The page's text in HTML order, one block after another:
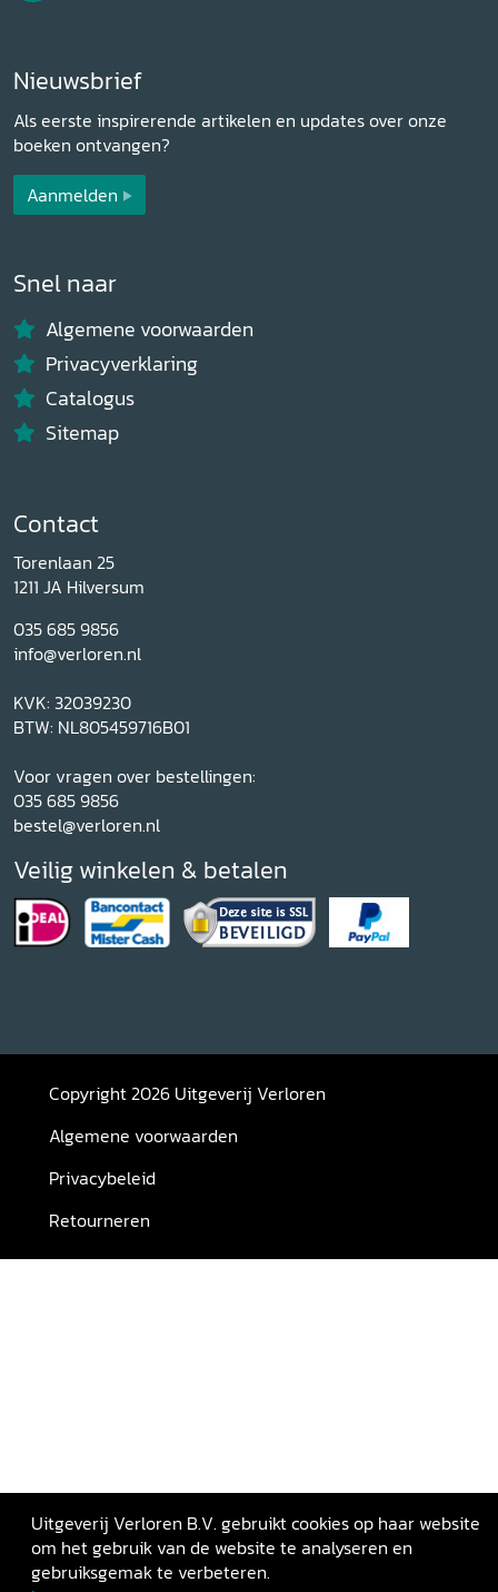
Nieuwsbrief
Als eerste inspirerende artikelen en updates over onze
boeken ontvangen?
Aanmelden
Snel naar
Algemene voorwaarden
Privacyverklaring
Catalogus
Sitemap
Contact
Torenlaan 25
1211 JA Hilversum
035 685 9856
info@verloren.nl
KVK: 32039230
BTW: NL805459716B01
Voor vragen over bestellingen:
035 685 9856
bestel@verloren.nl
Veilig winkelen & betalen
Copyright 2026 Uitgeverij Verloren
Algemene voorwaarden
Privacybeleid
Retourneren
Uitgeverij Verloren B.V. gebruikt cookies op haar website
om het gebruik van de website te analyseren en
gebruiksgemak te verbeteren.